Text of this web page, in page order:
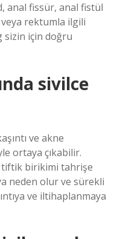
anal fissür, anal fistül
rektumla ilgili
sizin için doğru
sivilce
ve akne
ortaya çıkabilir.
tiftik birikimi tahrişe
neden olur ve sürekli
ve iltihaplanmaya